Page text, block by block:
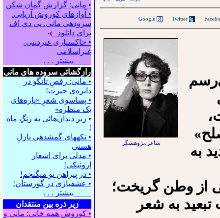
• مانی: گزارش گمان شکن
• آوازهای کوروش آریایی.
سروده‍ی مانی. پی دی اف
برای دانلود
• خاکسپاری غیردینی-
غیراسلامی
بیشتر . . .
رازگشائی سروده های مانی
• مانی: رقصِ تانگو در
دایره‌ی حیرت!
• پساسوی شعرِ «پاره‌های
یک منظره»
• زیر دندان‌هائی به رنگِ ماه
!
• تکه⁪های گمشده⁪ی پازلِ
هستی
• مدلی برای اشعار
اروتیکی!
• در پیراهن تو می⁪گنجم!
• عشقبازی در گورستان!
بیشتر . . .
زیر ذره بین منتقدان
• کوروش همه خانی: مانی و
Twitter
Google
شاعر،پژوهشگر
به
از وطن گریخت؛
به شعر